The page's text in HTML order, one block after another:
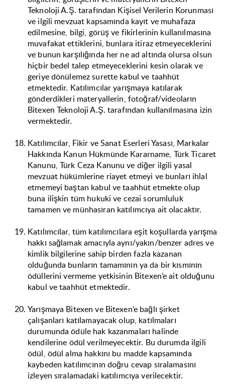
Teknoloji A.Ş. tarafından Kişisel Verilerin Korunması
ve ilgili mevzuat kapsamında kayıt ve muhafaza
edilmesine, bilgi, görüş ve fikirlerinin kullanılmasına
muvafakat ettiklerini, bunlara itiraz etmeyeceklerini
ve bunun karşılığında her ne ad altında olursa olsun
hiçbir bedel talep etmeyeceklerini kesin olarak ve
geriye dönülemez surette kabul ve taahhüt
etmektedir. Katılımcılar yarışmaya katılarak
gönderdikleri materyallerin, fotoğraf/videoların
Bitexen Teknoloji A.Ş. tarafından kullanılmasına izin
vermektedir.
Katılımcılar, Fikir ve Sanat Eserleri Yasası, Markalar
Hakkında Kanun Hükmünde Kararname, Türk Ticaret
Kanunu, Türk Ceza Kanunu ve diğer ilgili yasal
mevzuat hükümlerine riayet etmeyi ve bunları ihlal
etmemeyi baştan kabul ve taahhüt etmekte olup
buna ilişkin tüm hukuki ve cezai sorumluluk
tamamen ve münhasıran katılımcıya ait olacaktır.
Katılımcılar, tüm katılımcılara eşit koşullarda yarışma
hakkı sağlamak amacıyla aynı/yakın/benzer adres ve
kimlik bilgilerine sahip birden fazla kazanan
olduğunda bunların tamamının ya da bir kısmının
ödüllerini vermeme yetkisinin Bitexen’e ait olduğunu
kabul ve taahhüt etmektedir.
Yarışmaya Bitexen ve Bitexen’e bağlı şirket
çalışanları katılamayacak olup, katılmaları
durumunda ödüle hak kazanmaları halinde
kendilerine ödül verilmeyecektir. Bu durumda ilgili
ödül, ödül alma hakkını bu madde kapsamında
kaybeden katılımcının doğru cevap sıralamasını
izleyen sıralamadaki katılımcıya verilecektir.